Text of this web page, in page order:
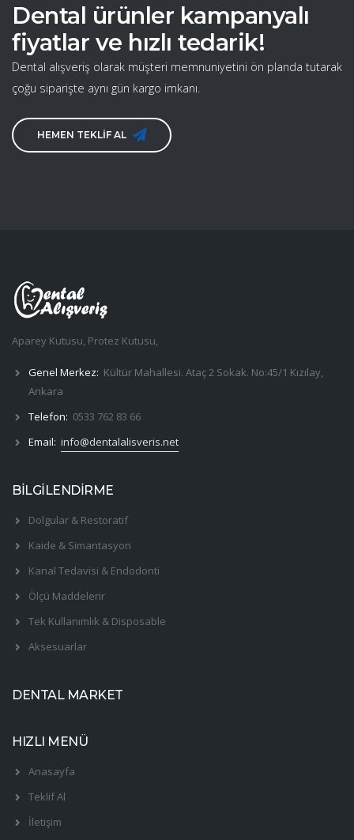
Dental ürünler kampanyalı
fiyatlar ve hızlı tedarik!
Dental alışveriş olarak müşteri memnuniyetini ön planda tutarak
çoğu siparişte aynı gün kargo imkanı.
HEMEN TEKLİF AL
Aparey Kutusu, Protez Kutusu,
Genel Merkez: Kültür Mahallesi. Ataç 2 Sokak. No:45/1 Kızılay,
Ankara
Telefon: 0533 762 83 66
Email: info@dentalalisveris.net
BİLGİLENDİRME
Dolgular & Restoratif
Kaide & Simantasyon
Kanal Tedavisi & Endodonti
Ölçü Maddelerir
Tek Kullanımlık & Disposable
Aksesuarlar
DENTAL MARKET
HIZLI MENÜ
Anasayfa
Teklif Al
İletişim